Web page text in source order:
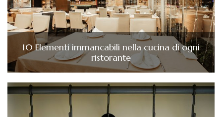
10 Elementi immancabili nella cucina di ogni
ristorante